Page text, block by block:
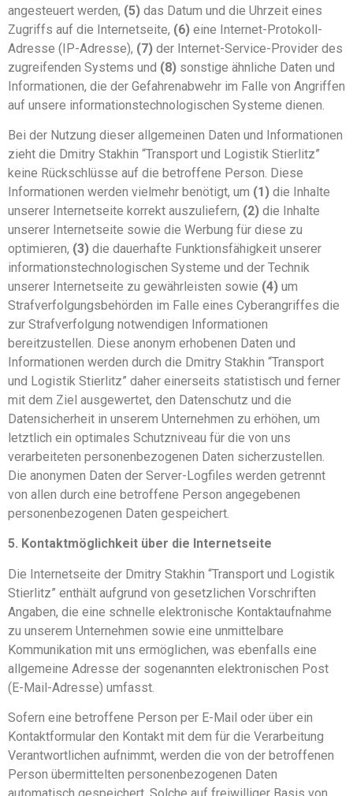
angesteuert werden, (5) das Datum und die Uhrzeit eines
Zugriffs auf die Internetseite, (6) eine Internet-Protokoll-
Adresse (IP-Adresse), (7) der Internet-Service-Provider des
zugreifenden Systems und (8) sonstige ähnliche Daten und
Informationen, die der Gefahrenabwehr im Falle von Angriffen
auf unsere informationstechnologischen Systeme dienen.
Bei der Nutzung dieser allgemeinen Daten und Informationen
zieht die Dmitry Stakhin “Transport und Logistik Stierlitz”
keine Rückschlüsse auf die betroffene Person. Diese
Informationen werden vielmehr benötigt, um (1) die Inhalte
unserer Internetseite korrekt auszuliefern, (2) die Inhalte
unserer Internetseite sowie die Werbung für diese zu
optimieren, (3) die dauerhafte Funktionsfähigkeit unserer
informationstechnologischen Systeme und der Technik
unserer Internetseite zu gewährleisten sowie (4) um
Strafverfolgungsbehörden im Falle eines Cyberangriffes die
zur Strafverfolgung notwendigen Informationen
bereitzustellen. Diese anonym erhobenen Daten und
Informationen werden durch die Dmitry Stakhin “Transport
und Logistik Stierlitz” daher einerseits statistisch und ferner
mit dem Ziel ausgewertet, den Datenschutz und die
Datensicherheit in unserem Unternehmen zu erhöhen, um
letztlich ein optimales Schutzniveau für die von uns
verarbeiteten personenbezogenen Daten sicherzustellen.
Die anonymen Daten der Server-Logfiles werden getrennt
von allen durch eine betroffene Person angegebenen
personenbezogenen Daten gespeichert.
5. Kontaktmöglichkeit über die Internetseite
Die Internetseite der Dmitry Stakhin “Transport und Logistik
Stierlitz” enthält aufgrund von gesetzlichen Vorschriften
Angaben, die eine schnelle elektronische Kontaktaufnahme
zu unserem Unternehmen sowie eine unmittelbare
Kommunikation mit uns ermöglichen, was ebenfalls eine
allgemeine Adresse der sogenannten elektronischen Post
(E-Mail-Adresse) umfasst.
Sofern eine betroffene Person per E-Mail oder über ein
Kontaktformular den Kontakt mit dem für die Verarbeitung
Verantwortlichen aufnimmt, werden die von der betroffenen
Person übermittelten personenbezogenen Daten